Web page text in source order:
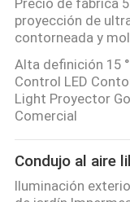
Precio de fábrica
proyección de
contorneada y
Alta definición 15
Control LED
Light Proyector
Comercial
Condujo al aire
Iluminación